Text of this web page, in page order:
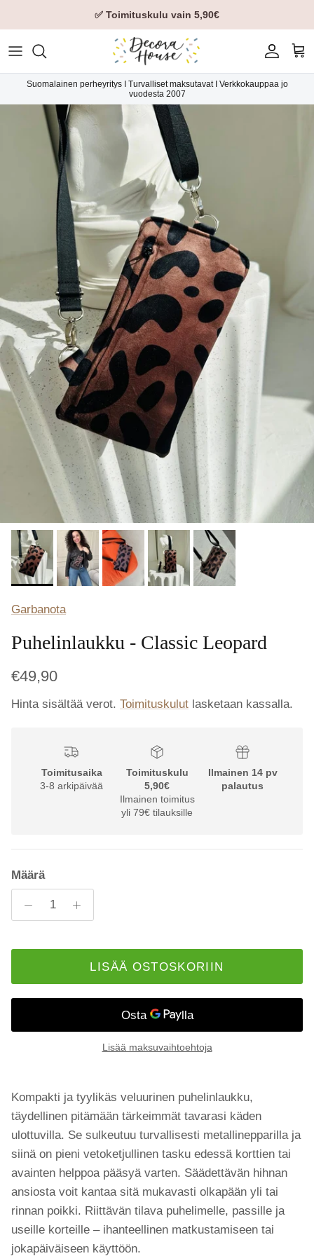
✅ Toimituskulu vain 5,90€
Tili
Suomalainen perheyritys I Turvalliset maksutavat I Verkkokauppaa jo
vuodesta 2007
Garbanota
Puhelinlaukku - Classic Leopard
€49,90
Hinta sisältää verot. Toimituskulut lasketaan kassalla.
Toimitusaika
3-8 arkipäivää
Toimituskulu
5,90€
Ilmainen toimitus
yli 79€ tilauksille
Ilmainen 14 pv
palautus
Määrä
LISÄÄ OSTOSKORIIN
Lisää maksuvaihtoehtoja
Kompakti ja tyylikäs veluurinen puhelinlaukku,
täydellinen pitämään tärkeimmät tavarasi käden
ulottuvilla. Se sulkeutuu turvallisesti metallinepparilla ja
siinä on pieni vetoketjullinen tasku edessä korttien tai
avainten helppoa pääsyä varten. Säädettävän hihnan
ansiosta voit kantaa sitä mukavasti olkapään yli tai
rinnan poikki. Riittävän tilava puhelimelle, passille ja
useille korteille – ihanteellinen matkustamiseen tai
jokapäiväiseen käyttöön.